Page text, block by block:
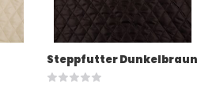
Steppfutter Dunkelbraun